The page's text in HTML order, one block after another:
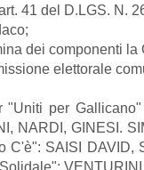
41 del D.LGS. N.
dei componenti la
elettorale
per Gallicano"
NARDI, GINESI.
C'è": SAISI DAVID,